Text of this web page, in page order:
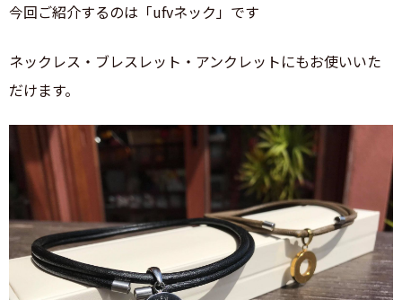
今回ご紹介するのは「ufvネック」です
ネックレス・ブレスレット・アンクレットにもお使いいた
だけます。